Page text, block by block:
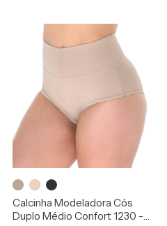
Calcinha Modeladora Cós
Duplo Médio Confort 1230 -